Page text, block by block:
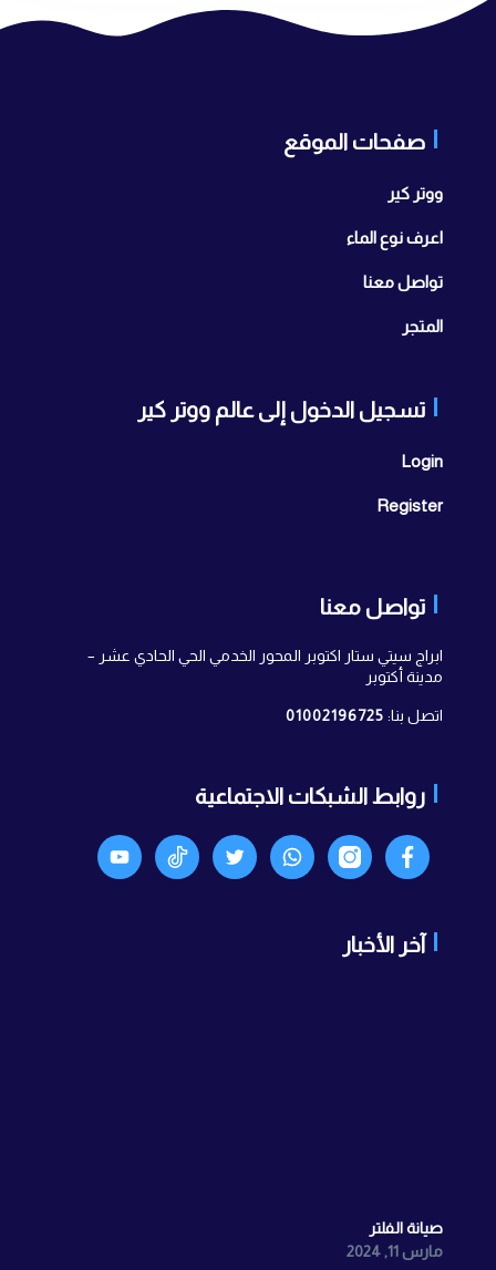
صفحات الموقع
ووتر كير
اعرف نوع الماء
تواصل معنا
المتجر
تسجيل الدخول إلى عالم ووتر كير
Login
Register
تواصل معنا
ابراج سيتي ستار اكتوبر المحور الخدمي الحي الحادي عشر –
مدينة أكتوبر
اتصل بنا: 01002196725
روابط الشبكات الاجتماعية
آخر الأخبار
صيانة الفلتر
مارس 11, 2024